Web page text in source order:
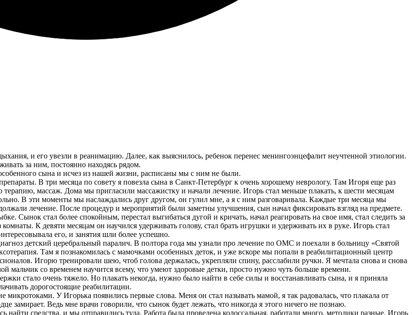
и его увезли в реанимацию. Далее, как выяснилось, ребенок перенес менингоэнцефалит неучтенной этиологии.
за ним, постоянно находясь рядом.
сына и исчез из нашей жизни, расписаны мы с ним не были.
В три месяца по совету я повезла сына в Санкт-Петербург к очень хорошему неврологу. Там Игоря еще раз
массаж. Дома мы пригласили массажистку и начали лечение. Игорь стал меньше плакать, к шести месяцам
В эти моменты мы наслаждались друг другом, он гулил мне, а я с ним разговаривала. Каждые три месяца мы
лечение. После процедур и мероприятий были заметны улучшения, сын начал фиксировать взгляд на предмете.
Сынок стал более спокойным, перестал выгибаться дугой и кричать, начал реагировать на свое имя, стал следить за
К девяти месяцам он научился удерживать голову, стал брать игрушки и удерживать их в руке. Игорь стал
его, и занятия шли более успешно.
детский церебральный паралич. В полтора года мы узнали про лечение по ОМС и поехали в больницу «Святой
Там я познакомилась с мамочками особенных деток, и уже вскоре мы попали в реабилитационный центр
Игорю тренировали шею, чтоб голова держалась, укрепляли спину, расслабили ручки. Я мечтала снова и снова
мальчик со временем научится всему, что умеют здоровые детки, просто нужно чуть больше времени.
стало очень тяжело. Но плакать некогда, нужно было найти в себе силы и восстанавливать сына, и я приняла
дорогостоящие реабилитации.
У Игорька появились первые слова. Меня он стал называть мамой, я так радовалась, что плакала от
замирает. Ведь мне врачи говорили, что сынок будет лежать, что никогда я этого ничего не познаю.
средства, и мы отправились туда. Работа была проведена колоссальная, работали много, методики разные. Игорь